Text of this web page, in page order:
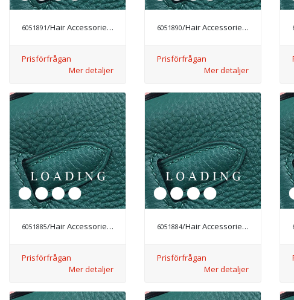
6051891/Hair Accessories från CHANEL
Prisförfrågan
Mer detaljer
6051890/Hair Accessories från CHANEL
Prisförfrågan
Mer detaljer
6051885/Hair Accessories från CHANEL
Prisförfrågan
Mer detaljer
6051884/Hair Accessories från CHANEL
Prisförfrågan
Mer detaljer